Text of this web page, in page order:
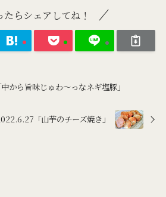
たらシェアしてね！
から旨味じゅわ～っなネギ塩豚」
「山芋のチーズ焼き」